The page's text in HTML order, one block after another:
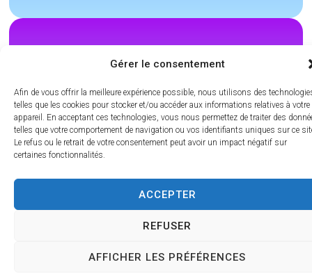
Gérer le consentement
Afin de vous offrir la meilleure expérience possible, nous utilisons des
telles que les cookies pour stocker et/ou accéder aux informations relatives à votre
appareil. En acceptant ces technologies, vous nous permettez de traiter des
telles que votre comportement de navigation ou vos identifiants uniques sur ce
Le refus ou le retrait de votre consentement peut avoir un impact négatif sur
certaines fonctionnalités.
ACCEPTER
REFUSER
AFFICHER LES PRÉFÉRENCES
Cohérence sur
tous les canaux
100%
Planifiez votre